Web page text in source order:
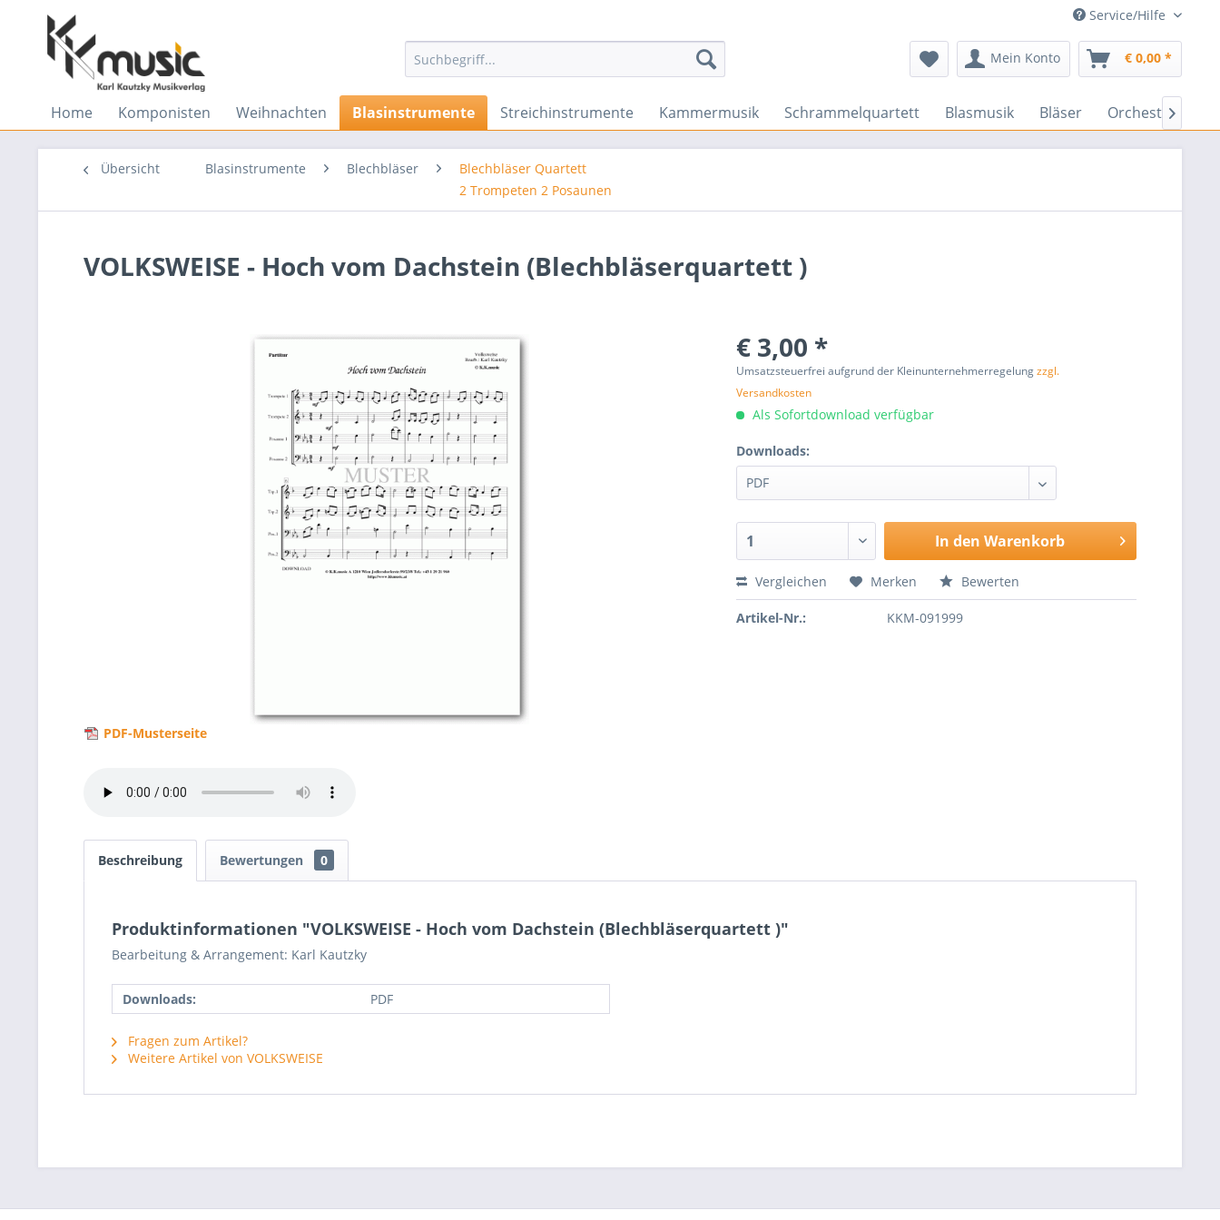
Service/Hilfe
Mein Konto € 0,00 *
Home Komponisten Weihnachten Blasinstrumente Streichinstrumente Kammermusik Schrammelquartett Blasmusik Bläser Orchester

Übersicht Blasinstrumente Blechbläser
Blechbläser Quartett
2 Trompeten 2 Posaunen
VOLKSWEISE - Hoch vom Dachstein (Blechbläserquartett )
PDF-Musterseite
€ 3,00 *
Umsatzsteuerfrei aufgrund der Kleinunternehmerregelungzzgl.
Versandkosten
Als Sofortdownload verfügbar
Downloads:
In den Warenkorb
Vergleichen Merken Bewerten
Artikel-Nr.: KKM-091999
Beschreibung Bewertungen 0
Produktinformationen "VOLKSWEISE - Hoch vom Dachstein (Blechbläserquartett )"
Bearbeitung & Arrangement: Karl Kautzky
Downloads: PDF
Fragen zum Artikel?
Weitere Artikel von VOLKSWEISE